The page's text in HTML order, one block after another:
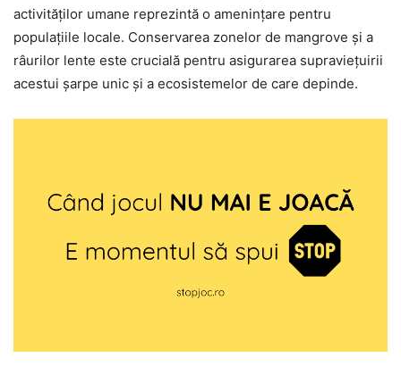
activităților umane reprezintă o amenințare pentru
populațiile locale. Conservarea zonelor de mangrove și a
râurilor lente este crucială pentru asigurarea supraviețuirii
acestui șarpe unic și a ecosistemelor de care depinde.